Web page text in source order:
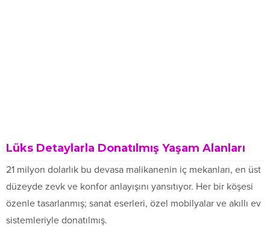
Lüks Detaylarla Donatılmış Yaşam Alanları
21 milyon dolarlık bu devasa malikanenin iç mekanları, en üst
düzeyde zevk ve konfor anlayışını yansıtıyor. Her bir köşesi
özenle tasarlanmış; sanat eserleri, özel mobilyalar ve akıllı ev
sistemleriyle donatılmış.